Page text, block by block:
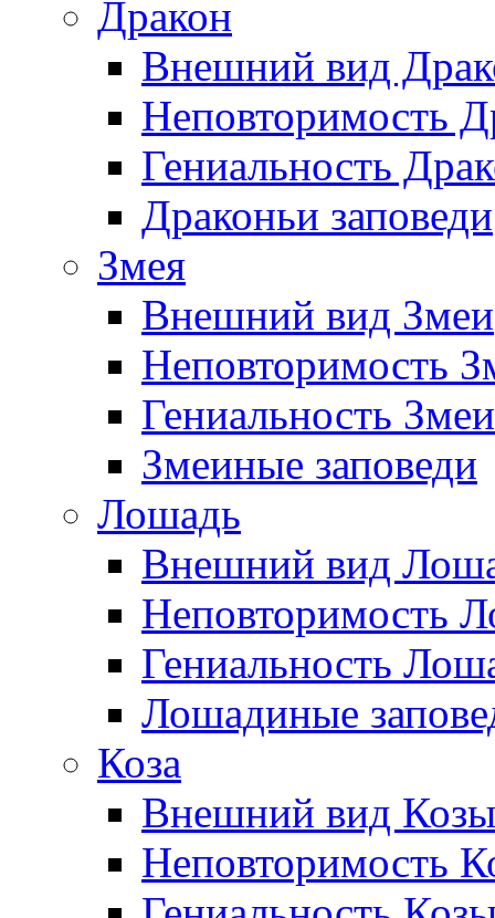
Дракон
Внешний вид
Неповторимость
Гениальность
Драконьи заповеди
Змея
Внешний вид Змеи
Неповторимость
Гениальность Змеи
Змеиные заповеди
Лошадь
Внешний вид
Неповторимость
Гениальность
Лошадиные
Коза
Внешний вид Козы
Неповторимость